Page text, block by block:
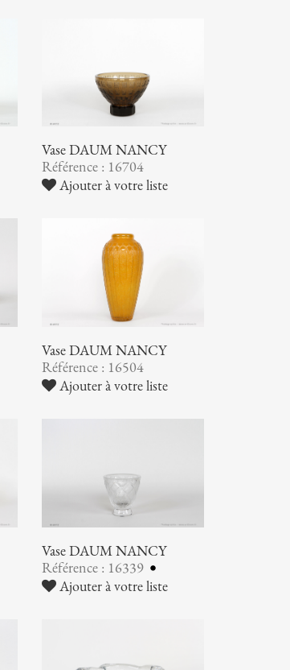
Vase DAUM NANCY
Référence : 16704
Ajouter à votre liste
Vase DAUM NANCY
Référence : 16504
Ajouter à votre liste
Vase DAUM NANCY
Référence : 16339
Ajouter à votre liste